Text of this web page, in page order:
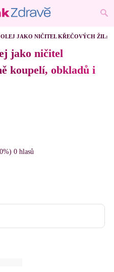
JAKO NIČITEL KŘEČOVÝCH ŽIL:
jako ničitel
koupelí, obkladů i
0%) 0 hlasů